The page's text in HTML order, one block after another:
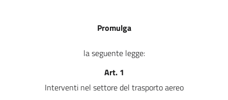
Promulga
la seguente legge:
Art. 1
Interventi nel settore del trasporto aereo